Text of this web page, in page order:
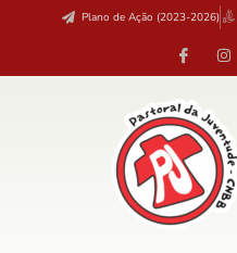
Plano de Ação (2023-2026)